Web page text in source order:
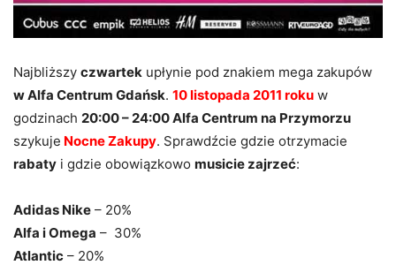
Najbliższy czwartek upłynie pod znakiem mega zakupów
w Alfa Centrum Gdańsk. 10 listopada 2011 roku w
godzinach 20:00 – 24:00 Alfa Centrum na Przymorzu
szykuje Nocne Zakupy. Sprawdźcie gdzie otrzymacie
rabaty i gdzie obowiązkowo musicie zajrzeć:
Adidas Nike – 20%
Alfa i Omega – 30%
Atlantic – 20%